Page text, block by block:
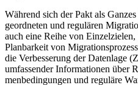
Während sich der Pakt als
geordneten und regulären
auch eine Reihe von
Planbarkeit von
die Verbesserung der Daten­lage
umfassender Informationen über
menbedingungen und reguläre